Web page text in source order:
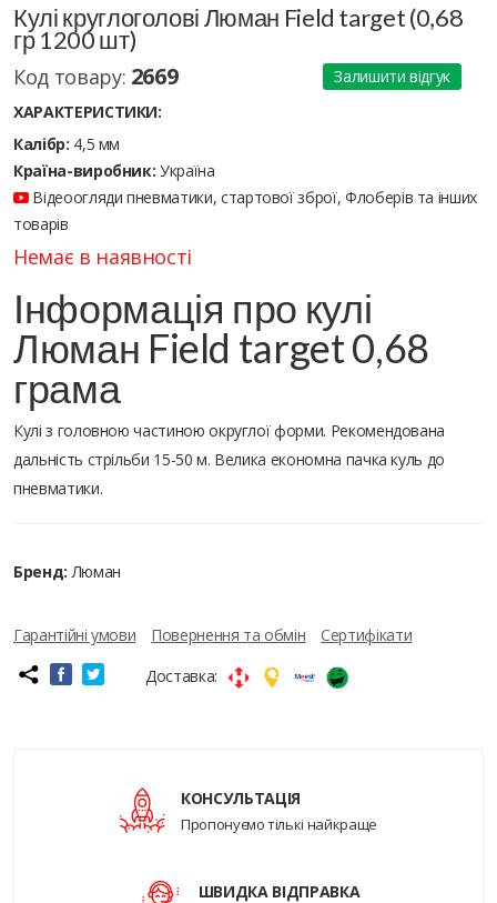
Кулі круглоголові Люман Field target (0,68
гр 1200 шт)
Код товару: 2669
Залишити відгук
ХАРАКТЕРИСТИКИ:
Калібр: 4,5 мм
Країна-виробник: Україна
Відеоогляди пневматики, стартової зброї, Флоберів та інших
товарів
Немає в наявності
Інформація про кулі
Люман Field target 0,68
грама
Кулі з головною частиною округлої форми. Рекомендована
дальність стрільби 15-50 м. Велика економна пачка куль до
пневматики.
Бренд: Люман
Гарантійні умови Повернення та обмін
Сертифікати
Доставка:
КОНСУЛЬТАЦІЯ
Пропонуємо тількі найкраще
ШВИДКА ВІДПРАВКА